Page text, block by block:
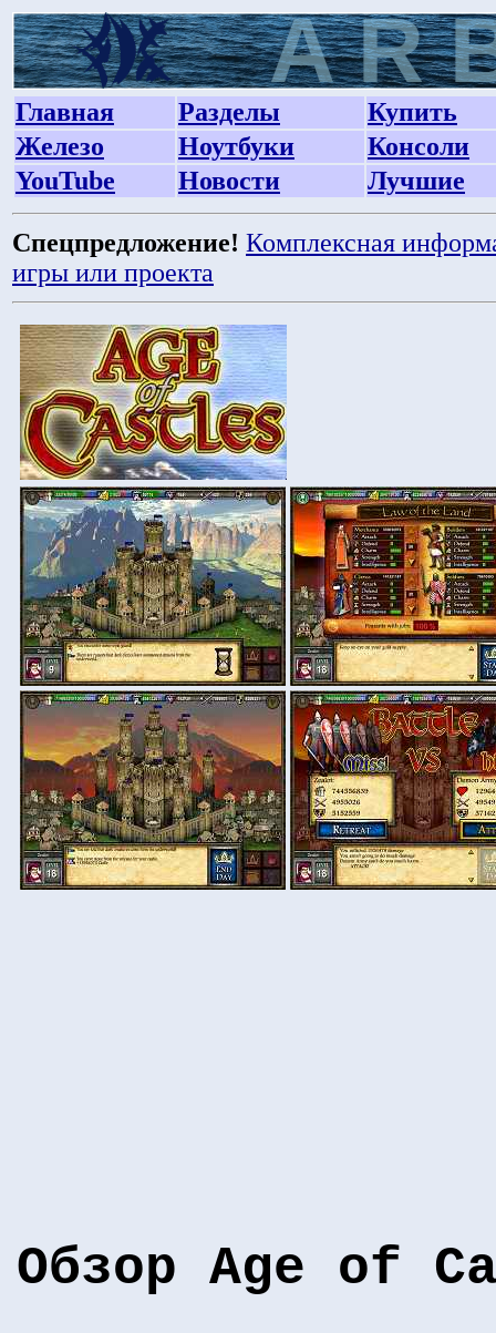
Главная Разделы
Купить
Железо
Ноутбуки
Консоли
YouTube
Новости Лучшие
Спецпредложение! Комплексная
игры или проекта
Обзор Age of